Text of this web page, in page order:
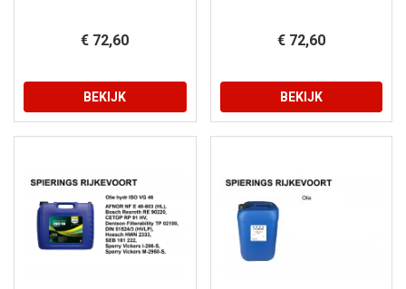
€ 72,60
BEKIJK
€ 72,60
BEKIJK